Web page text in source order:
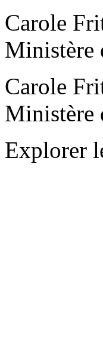
Carole
Ministère
Carole
Ministère
Explorer